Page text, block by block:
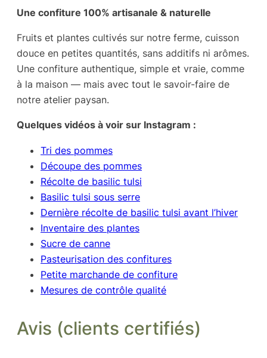
&
a
s
i
l
i
t
Une confiture 100% artisanale & naturelle
Fruits et plantes cultivés sur notre ferme, cuisson
douce en petites quantités, sans additifs ni arômes.
Une confiture authentique, simple et vraie, comme
à la maison — mais avec tout le savoir-faire de
notre atelier paysan.
Quelques vidéos à voir sur Instagram :
Tri des pommes
Découpe des pommes
Récolte de basilic tulsi
Basilic tulsi sous serre
Dernière récolte de basilic tulsi avant l’hiver
Inventaire des plantes
Sucre de canne
Pasteurisation des confitures
Petite marchande de confiture
Mesures de contrôle qualité
Avis (clients certifiés)